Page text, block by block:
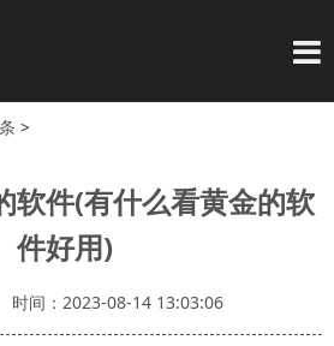
导
>
软件(有什么看黄金的软
件好用)
时间：2023-08-14 13:03:06